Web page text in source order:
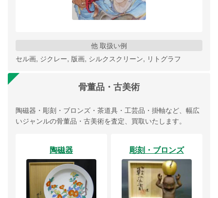
他 取扱い例
セル画, ジクレー, 版画, シルクスクリーン, リトグラフ
骨董品・古美術
陶磁器・彫刻・ブロンズ・茶道具・工芸品・掛軸など、幅広
いジャンルの骨董品・古美術を査定、買取いたします。
陶磁器 彫刻・ブロンズ